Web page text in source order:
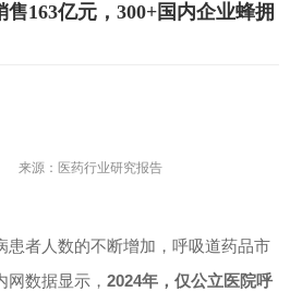
163亿元，300+国内企业蜂拥
来源：医药行业研究报告
患者人数的不断增加，呼吸道药品市
数据显示， 2024年，仅公立医院呼